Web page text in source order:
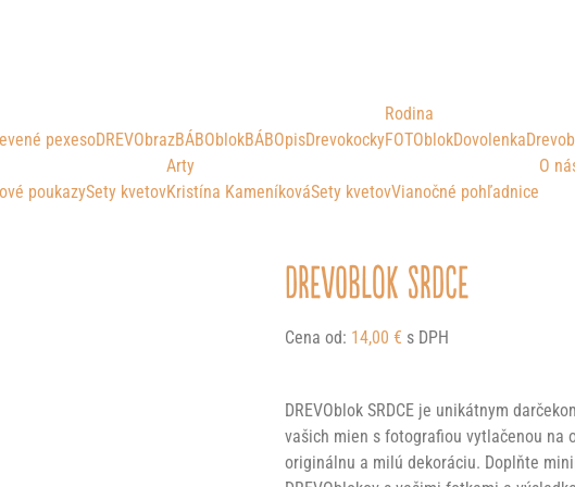
pexesoDREVObrazBÁBOblokBÁBOpisDrevokocky
Rodina
FOTOblokDovolenka
poukazySety kvetov
Arty
Kristína KameníkováSety kvetovVianočné pohľadnice
O
DREVOblok SRDCE
Cena od: 14,00 € s DPH
DREVOblok SRDCE je unikátnym
vašich mien s fotografiou vytlačenou na
originálnu a milú dekoráciu. Doplňte